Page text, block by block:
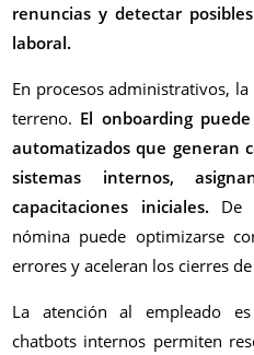
renuncias y detectar
laboral.
En procesos administrativos,
terreno. El onboarding
automatizados que generan
sistemas internos,
capacitaciones iniciales. De
nómina puede optimizarse
errores y aceleran los cierres
La atención al empleado
chatbots internos permiten